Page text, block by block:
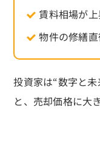
賃料相場が
物件の修繕
投資家は“数字と
と、売却価格に大